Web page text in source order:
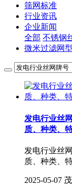
筛网标准
行业资讯
企业新闻
全部 不锈钢
微米过滤网
发电行业丝
质、种类、
发电行业丝
质、种类、
2025-05-07